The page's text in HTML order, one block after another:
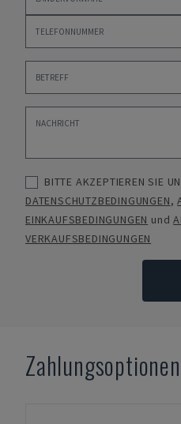
BITTE AKZEPTIEREN SIE
DATENSCHUTZBEDINGUNGEN,
EINKAUFSBEDINGUNGEN und
VERKAUFSBEDINGUNGEN
Zahlungsoptionen